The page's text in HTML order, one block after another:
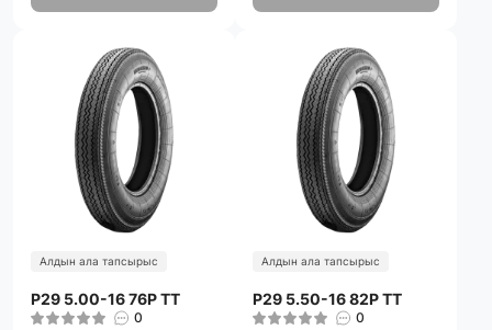
Алдын ала тапсырыс
P29 5.00-16 76P TT
0
Алдын ала тапсырыс
P29 5.50-16 82P TT
0